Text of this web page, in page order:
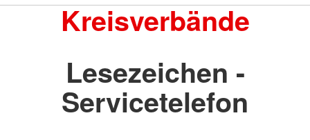
Kreisverbände
Lesezeichen -
Servicetelefon